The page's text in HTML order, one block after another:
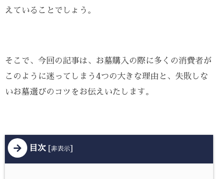
えていることでしょう。
そこで、今回の記事は、お墓購入の際に多くの消費者が
このように迷ってしまう4つの大きな理由と、失敗しな
いお墓選びのコツをお伝えいたします。
目次 非表示